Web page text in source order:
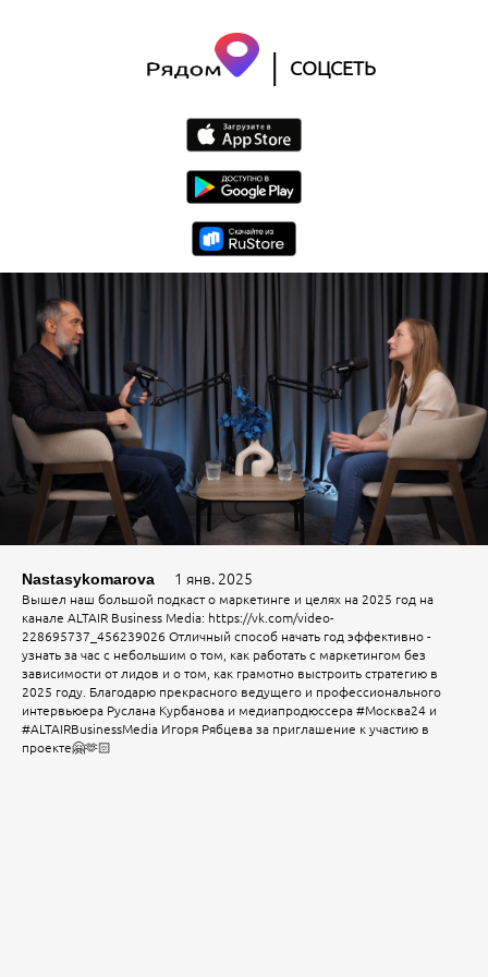
| СОЦСЕТЬ
Nastasykomarova 1 янв. 2025
Вышел наш большой подкаст о маркетинге и целях на 2025 год на
канале ALTAIR Business Media: https://vk.com/video-
228695737_456239026 Отличный способ начать год эффективно -
узнать за час с небольшим о том, как работать с маркетингом без
зависимости от лидов и о том, как грамотно выстроить стратегию в
2025 году. Благодарю прекрасного ведущего и профессионального
интервьюера Руслана Курбанова и медиапродюссера #Москва24 и
#ALTAIRBusinessMedia Игоря Рябцева за приглашение к участию в
проекте🤗🫶🏻